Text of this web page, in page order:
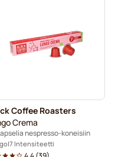
koneisiin
koneisiin
Coffee Roasters
Crema
nespresso-koneisiin
7 Intensiteetti